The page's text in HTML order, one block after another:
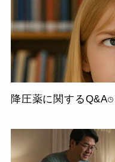
降圧薬に関するQ&A